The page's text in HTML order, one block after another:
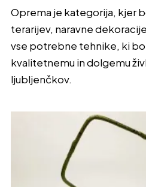
Oprema je kategorija, kjer
terarijev, naravne
vse potrebne tehnike, ki
kvalitetnemu in dolgemu
ljubljenčkov.